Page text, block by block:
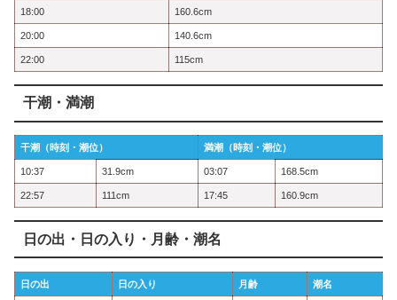
18:00 160.6cm
20:00 140.6cm
22:00 115cm
干潮・満潮
干潮（時刻・潮位） 満潮（時刻・潮位）
10:37 31.9cm 03:07 168.5cm
22:57 111cm 17:45 160.9cm
日の出・日の入り・月齢・潮名
日の出 日の入り 月齢 潮名